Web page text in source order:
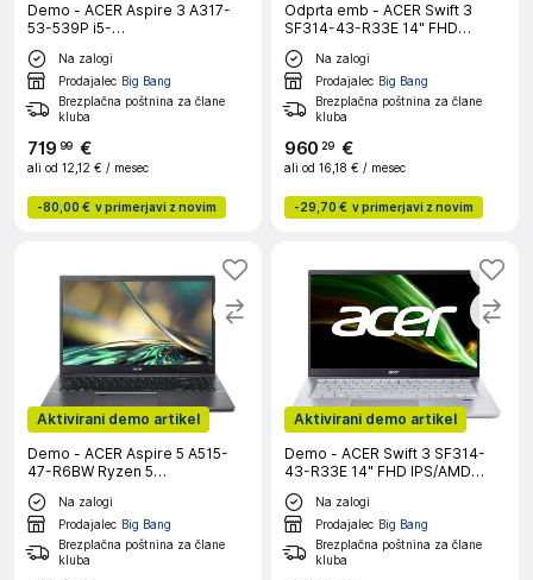
Demo - ACER Aspire 3 A317-
53-539P i5-
1135G7/8GB/512GB/UMA/IPS/W11H
prenosni računalnik
Na zalogi
Prodajalec Big Bang
Brezplačna poštnina za člane
kluba
719 99 €
ali od 12,12 € / mesec
-80,00 € v primerjavi z novim
Odprta emb - ACER Swift 3
SF314-43-R33E 14" FHD
IPS/AMD Ryzen 7
5700U/16GB/512GB/NVMe
Radeon 8-core/W11H (srebrn)
prenosni računalnik
Na zalogi
Prodajalec Big Bang
Brezplačna poštnina za člane
kluba
960 29 €
ali od 16,18 € / mesec
-29,70 € v primerjavi z novim
Aktivirani demo artikel
Demo - ACER Aspire 5 A515-
47-R6BW Ryzen 5
5625U/16GB/512GB/W11 Home
prenosni računalnik
Na zalogi
Prodajalec Big Bang
Brezplačna poštnina za člane
kluba
Aktivirani demo artikel
Demo - ACER Swift 3 SF314-
43-R33E 14" FHD IPS/AMD
Ryzen 7
5700U/16GB/512GB/NVMe
Radeon 8-core/W11H (srebrn)
prenosni računalnik
Na zalogi
Prodajalec Big Bang
Brezplačna poštnina za člane
kluba